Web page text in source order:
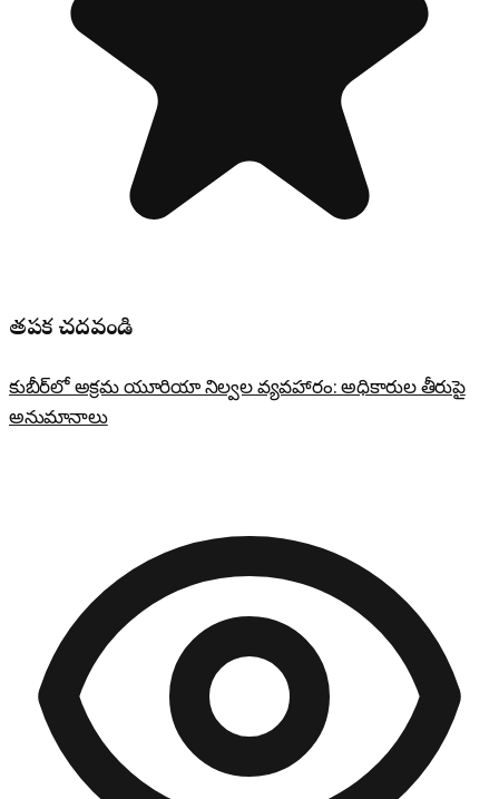
తప్పక చదవండి
కుబీర్‌లో అక్రమ యూరియా నిల్వల వ్యవహారం: అధికారుల తీరుపై
అనుమానాలు